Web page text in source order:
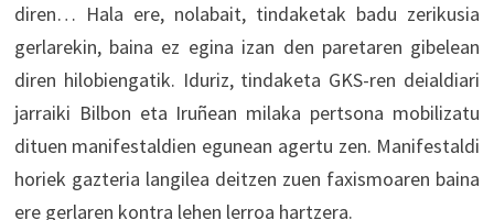
diren… Hala ere, nolabait, tindaketak badu zerikusia
gerlarekin, baina ez egina izan den paretaren gibelean
diren hilobiengatik. Iduriz, tindaketa GKS-ren deialdiari
jarraiki Bilbon eta Iruñean milaka pertsona mobilizatu
dituen manifestaldien egunean agertu zen. Manifestaldi
horiek gazteria langilea deitzen zuen faxismoaren baina
ere gerlaren kontra lehen lerroa hartzera.